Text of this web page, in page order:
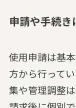
申請や手続
使用申請は基
方から行って
集や管理調整